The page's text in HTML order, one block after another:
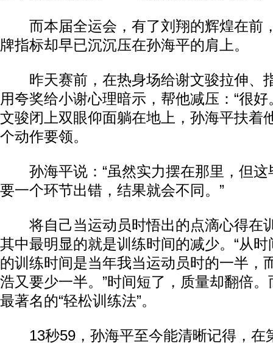
而本届全运会，有了刘翔的辉煌在前
牌指标却早已沉沉压在孙海平的肩上。
昨天赛前，在热身场给谢文骏拉伸、
用夸奖给小谢心理暗示，帮他减压：“很
文骏闭上双眼仰面躺在地上，孙海平扶着
个动作要领。
孙海平说：“虽然实力摆在那里，但这
要一个环节出错，结果就会不同。”
将自己当运动员时悟出的点滴心得在
其中最明显的就是训练时间的减少。“从
的训练时间是当年我当运动员时的一半，
浩又要少一半。”时间短了，质量却翻倍
最著名的“轻松训练法”。
13秒59，孙海平至今能清晰记得，在